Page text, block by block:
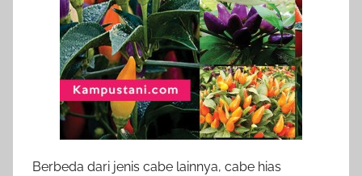
Berbeda dari jenis cabe lainnya, cabe hias